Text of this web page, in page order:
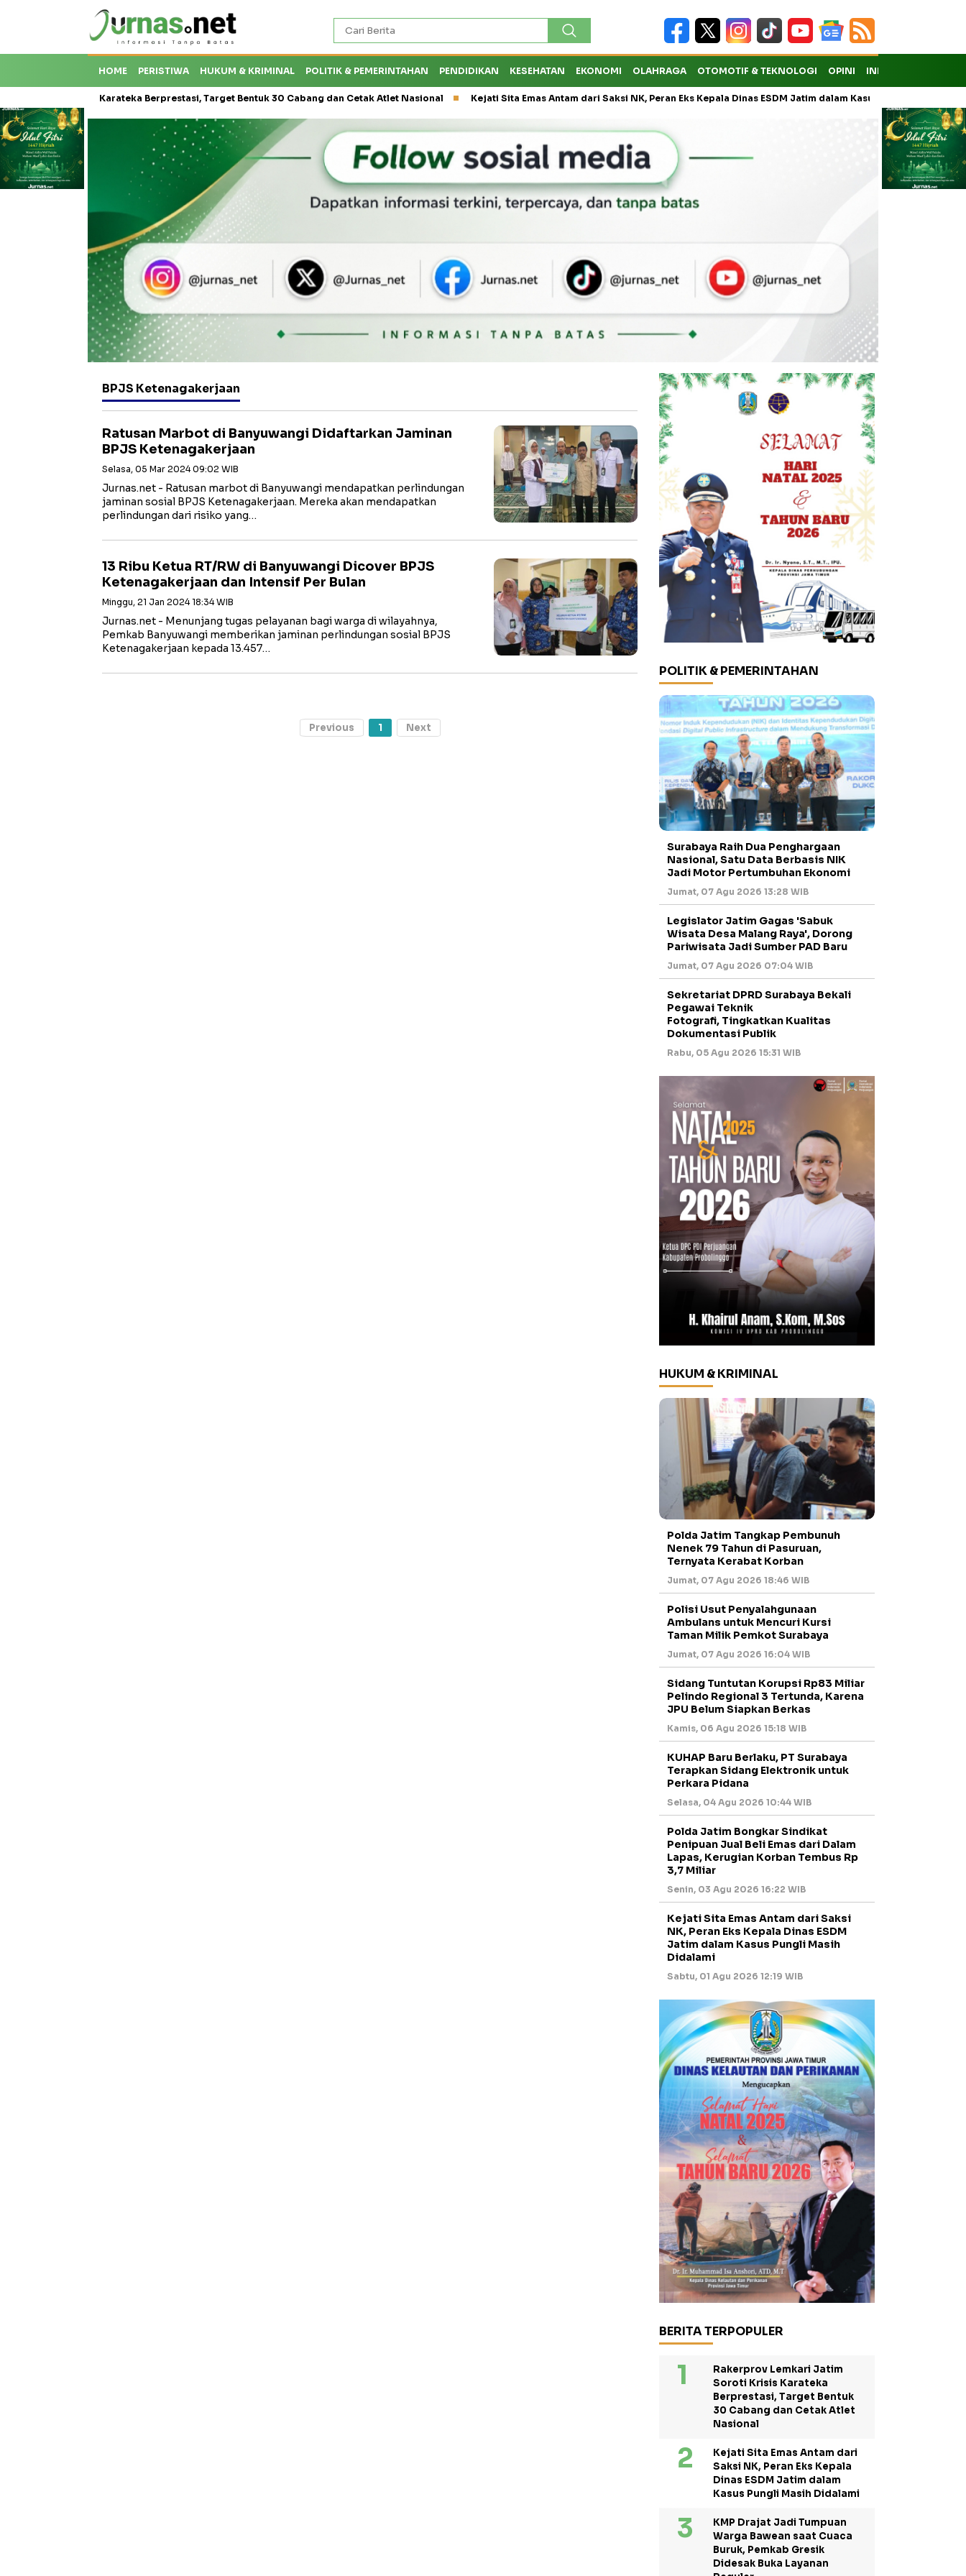
HOME PERISTIWA HUKUM & KRIMINAL POLITIK & PEMERINTAHAN PENDIDIKAN KESEHATAN EKONOMI OLAHRAGA OTOMOTIF & TEKNOLOGI OPINI INDEKS
Krisis Karateka Berprestasi, Target Bentuk 30 Cabang dan Cetak Atlet Nasional Kejati Sita Emas Antam dari Saksi NK, Peran Eks Kepala Dinas ESDM Jatim dalam Kasus Pungli Masih Didalami
BPJS Ketenagakerjaan
Ratusan Marbot di Banyuwangi Didaftarkan Jaminan
BPJS Ketenagakerjaan
Selasa, 05 Mar 2024 09:02 WIB
Jurnas.net - Ratusan marbot di Banyuwangi mendapatkan perlindungan
jaminan sosial BPJS Ketenagakerjaan. Mereka akan mendapatkan
perlindungan dari risiko yang…
13 Ribu Ketua RT/RW di Banyuwangi Dicover BPJS
Ketenagakerjaan dan Intensif Per Bulan
Minggu, 21 Jan 2024 18:34 WIB
Jurnas.net - Menunjang tugas pelayanan bagi warga di wilayahnya,
Pemkab Banyuwangi memberikan jaminan perlindungan sosial BPJS
Ketenagakerjaan kepada 13.457…
Previous 1 Next
POLITIK & PEMERINTAHAN
Surabaya Raih Dua Penghargaan
Nasional, Satu Data Berbasis NIK
Jadi Motor Pertumbuhan Ekonomi
Jumat, 07 Agu 2026 13:28 WIB
Legislator Jatim Gagas 'Sabuk
Wisata Desa Malang Raya', Dorong
Pariwisata Jadi Sumber PAD Baru
Jumat, 07 Agu 2026 07:04 WIB
Sekretariat DPRD Surabaya Bekali
Pegawai Teknik
Fotografi, Tingkatkan Kualitas
Dokumentasi Publik
Rabu, 05 Agu 2026 15:31 WIB
HUKUM & KRIMINAL
Polda Jatim Tangkap Pembunuh
Nenek 79 Tahun di Pasuruan,
Ternyata Kerabat Korban
Jumat, 07 Agu 2026 18:46 WIB
Polisi Usut Penyalahgunaan
Ambulans untuk Mencuri Kursi
Taman Milik Pemkot Surabaya
Jumat, 07 Agu 2026 16:04 WIB
Sidang Tuntutan Korupsi Rp83 Miliar
Pelindo Regional 3 Tertunda, Karena
JPU Belum Siapkan Berkas
Kamis, 06 Agu 2026 15:18 WIB
KUHAP Baru Berlaku, PT Surabaya
Terapkan Sidang Elektronik untuk
Perkara Pidana
Selasa, 04 Agu 2026 10:44 WIB
Polda Jatim Bongkar Sindikat
Penipuan Jual Beli Emas dari Dalam
Lapas, Kerugian Korban Tembus Rp
3,7 Miliar
Senin, 03 Agu 2026 16:22 WIB
Kejati Sita Emas Antam dari Saksi
NK, Peran Eks Kepala Dinas ESDM
Jatim dalam Kasus Pungli Masih
Didalami
Sabtu, 01 Agu 2026 12:19 WIB
BERITA TERPOPULER
Rakerprov Lemkari Jatim
Soroti Krisis Karateka
Berprestasi, Target Bentuk
30 Cabang dan Cetak Atlet
Nasional
Kejati Sita Emas Antam dari
Saksi NK, Peran Eks Kepala
Dinas ESDM Jatim dalam
Kasus Pungli Masih Didalami
KMP Drajat Jadi Tumpuan
Warga Bawean saat Cuaca
Buruk, Pemkab Gresik
Didesak Buka Layanan